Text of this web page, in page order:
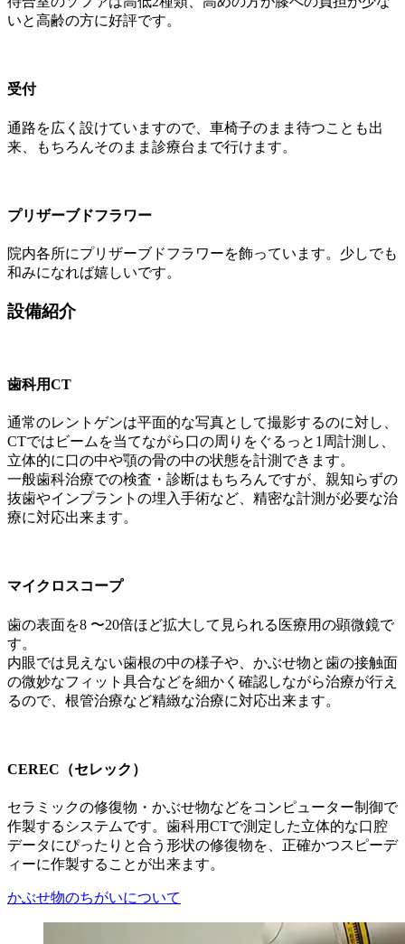
いと高齢の方に好評です。
受付
通路を広く設けていますので、車椅子のまま待つことも出
来、もちろんそのまま診療台まで行けます。
プリザーブドフラワー
院内各所にプリザーブドフラワーを飾っています。少しでも
和みになれば嬉しいです。
設備紹介
歯科用CT
通常のレントゲンは平⾯的な写真として撮影するのに対し、
CTではビームを当てながら口の周りをぐるっと1周計測し、
立体的に口の中や顎の骨の中の状態を計測できます。
一般歯科治療での検査・診断はもちろんですが、親知らずの
抜歯やインプラントの埋入手術など、精密な計測が必要な治
療に対応出来ます。
マイクロスコープ
歯の表面を8 〜20倍ほど拡大して見られる医療用の顕微鏡で
す。
内眼では見えない歯根の中の様子や、かぶせ物と歯の接触面
の微妙なフィット具合などを細かく確認しながら治療が行え
るので、根管治療など精緻な治療に対応出来ます。
CEREC（セレック）
セラミックの修復物・かぶせ物などをコンピューター制御で
作製するシステムです。歯科用CTで測定した立体的な口腔
データにぴったりと合う形状の修復物を、正確かつスピーデ
ィーに作製することが出来ます。
かぶせ物のちがいについて